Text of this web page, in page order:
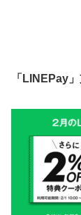
「LINEPay